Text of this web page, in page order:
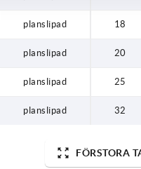
planslipad 18
planslipad 20
planslipad 25
planslipad 32
FÖRSTORA